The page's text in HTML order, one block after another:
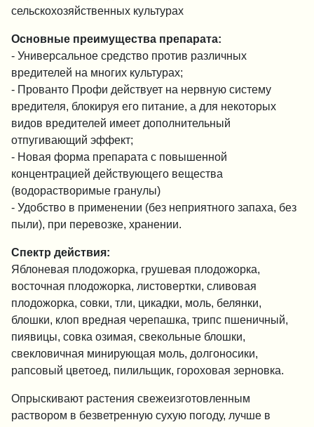
сельскохозяйственных культурах
Основные преимущества препарата:
- Универсальное средство против различных
вредителей на многих культурах;
- Прованто Профи действует на нервную систему
вредителя, блокируя его питание, а для некоторых
видов вредителей имеет дополнительный
отпугивающий эффект;
- Новая форма препарата с повышенной
концентрацией действующего вещества
(водорастворимые гранулы)
- Удобство в применении (без неприятного запаха, без
пыли), при перевозке, хранении.
Спектр действия:
Яблоневая плодожорка, грушевая плодожорка,
восточная плодожорка, листовертки, сливовая
плодожорка, совки, тли, цикадки, моль, белянки,
блошки, клоп вредная черепашка, трипс пшеничный,
пиявицы, совка озимая, свекольные блошки,
свекловичная минирующая моль, долгоносики,
рапсовый цветоед, пилильщик, гороховая зерновка.
Опрыскивают растения свежеизготовленным
раствором в безветренную сухую погоду, лучше в